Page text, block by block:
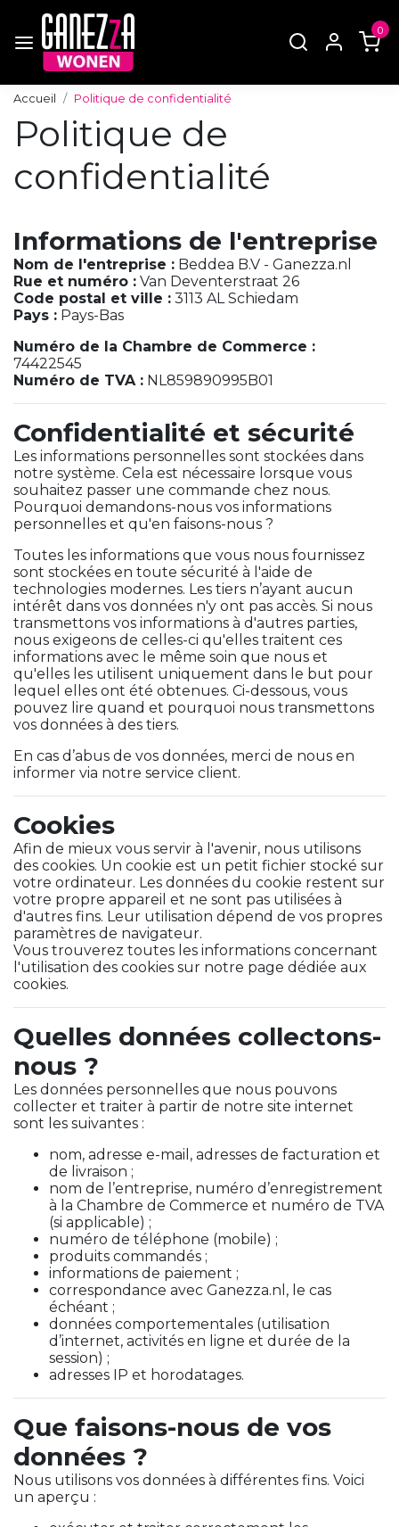
0
Accueil Politique de confidentialité
Politique de
confidentialité
Informations de l'entreprise
Nom de l'entreprise : Beddea B.V - Ganezza.nl
Rue et numéro : Van Deventerstraat 26
Code postal et ville : 3113 AL Schiedam
Pays : Pays-Bas
Numéro de la Chambre de Commerce :
74422545
Numéro de TVA : NL859890995B01
Confidentialité et sécurité
Les informations personnelles sont stockées dans
notre système. Cela est nécessaire lorsque vous
souhaitez passer une commande chez nous.
Pourquoi demandons-nous vos informations
personnelles et qu'en faisons-nous ?
Toutes les informations que vous nous fournissez
sont stockées en toute sécurité à l'aide de
technologies modernes. Les tiers n’ayant aucun
intérêt dans vos données n'y ont pas accès. Si nous
transmettons vos informations à d'autres parties,
nous exigeons de celles-ci qu'elles traitent ces
informations avec le même soin que nous et
qu'elles les utilisent uniquement dans le but pour
lequel elles ont été obtenues. Ci-dessous, vous
pouvez lire quand et pourquoi nous transmettons
vos données à des tiers.
En cas d’abus de vos données, merci de nous en
informer via notre service client.
Cookies
Afin de mieux vous servir à l'avenir, nous utilisons
des cookies. Un cookie est un petit fichier stocké sur
votre ordinateur. Les données du cookie restent sur
votre propre appareil et ne sont pas utilisées à
d'autres fins. Leur utilisation dépend de vos propres
paramètres de navigateur.
Vous trouverez toutes les informations concernant
l'utilisation des cookies sur notre page dédiée aux
cookies.
Quelles données collectons-
nous ?
Les données personnelles que nous pouvons
collecter et traiter à partir de notre site internet
sont les suivantes :
nom, adresse e-mail, adresses de facturation et
de livraison ;
nom de l’entreprise, numéro d’enregistrement
à la Chambre de Commerce et numéro de TVA
(si applicable) ;
numéro de téléphone (mobile) ;
produits commandés ;
informations de paiement ;
correspondance avec Ganezza.nl, le cas
échéant ;
données comportementales (utilisation
d’internet, activités en ligne et durée de la
session) ;
adresses IP et horodatages.
Que faisons-nous de vos
données ?
Nous utilisons vos données à différentes fins. Voici
un aperçu :